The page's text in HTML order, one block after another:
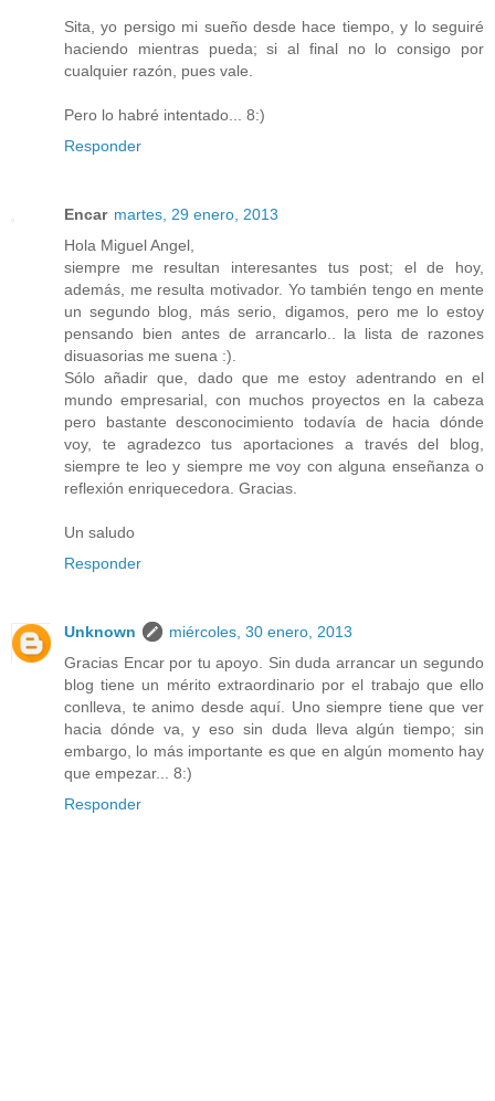
Sita, yo persigo mi sueño desde hace tiempo, y lo seguiré
haciendo mientras pueda; si al final no lo consigo por
cualquier razón, pues vale.
Pero lo habré intentado... 8:)
Responder
Encar martes, 29 enero, 2013
Hola Miguel Angel,
siempre me resultan interesantes tus post; el de hoy,
además, me resulta motivador. Yo también tengo en mente
un segundo blog, más serio, digamos, pero me lo estoy
pensando bien antes de arrancarlo.. la lista de razones
disuasorias me suena :).
Sólo añadir que, dado que me estoy adentrando en el
mundo empresarial, con muchos proyectos en la cabeza
pero bastante desconocimiento todavía de hacia dónde
voy, te agradezco tus aportaciones a través del blog,
siempre te leo y siempre me voy con alguna enseñanza o
reflexión enriquecedora. Gracias.
Un saludo
Responder
Unknown
miércoles, 30 enero, 2013
Gracias Encar por tu apoyo. Sin duda arrancar un segundo
blog tiene un mérito extraordinario por el trabajo que ello
conlleva, te animo desde aquí. Uno siempre tiene que ver
hacia dónde va, y eso sin duda lleva algún tiempo; sin
embargo, lo más importante es que en algún momento hay
que empezar... 8:)
Responder